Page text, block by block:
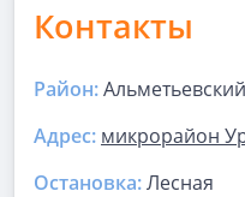
Контакты
Район:Альметьевский
Адрес: микрорайон
Остановка:Лесная